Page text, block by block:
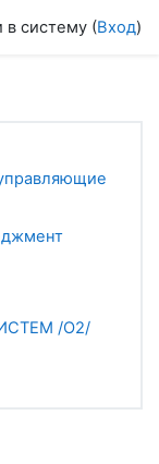
систему (Вход)
/О2/